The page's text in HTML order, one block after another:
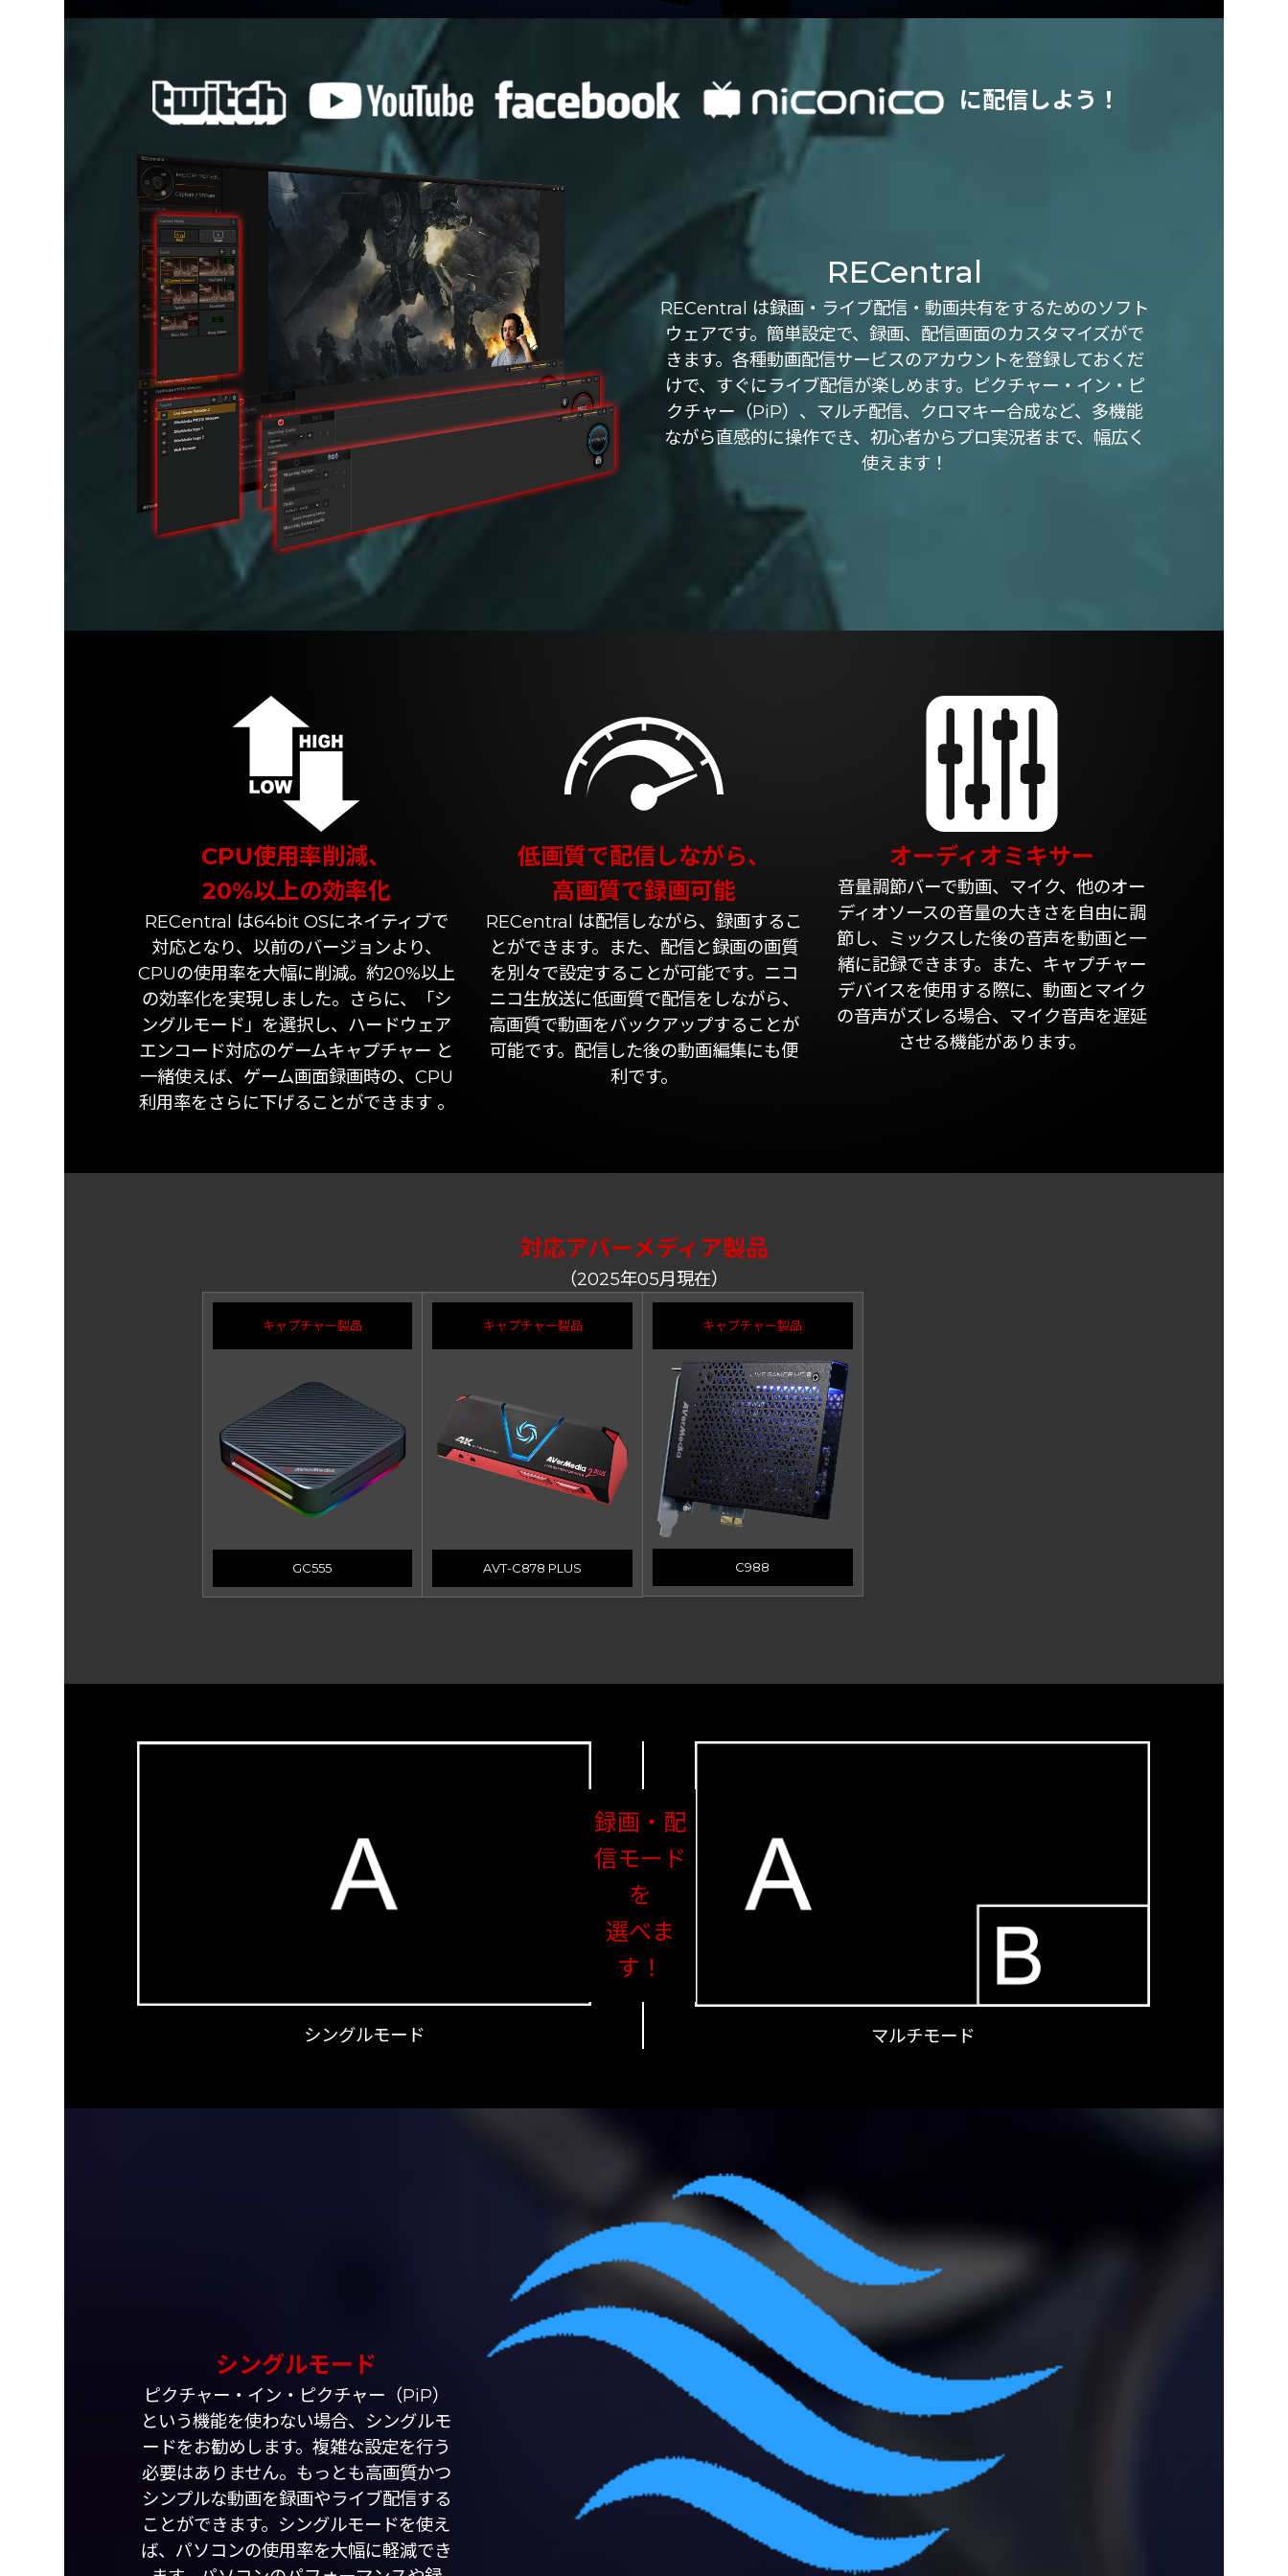
に配信しよう！
RECentral
RECentral は録画・ライブ配信・動画共有をするためのソフト
ウェアです。簡単設定で、録画、配信画面のカスタマイズがで
きます。各種動画配信サービスのアカウントを登録しておくだ
けで、すぐにライブ配信が楽しめます。ピクチャー・イン・ピ
クチャー（PiP）、マルチ配信、クロマキー合成など、多機能
ながら直感的に操作でき、初心者からプロ実況者まで、幅広く
使えます！
CPU使用率削減、
20%以上の効率化
RECentral は64bit OSにネイティブで
対応となり、以前のバージョンより、
CPUの使用率を大幅に削減。約20%以上
の効率化を実現しました。さらに、「シ
ングルモード」を選択し、ハードウェア
エンコード対応のゲームキャプチャー と
一緒使えば、ゲーム画面録画時の、CPU
利用率をさらに下げることができます 。
低画質で配信しながら、
高画質で録画可能
RECentral は配信しながら、録画するこ
とができます。また、配信と録画の画質
を別々で設定することが可能です。ニコ
ニコ生放送に低画質で配信をしながら、
高画質で動画をバックアップすることが
可能です。配信した後の動画編集にも便
利です。
オーディオミキサー
音量調節バーで動画、マイク、他のオー
ディオソースの音量の大きさを自由に調
節し、ミックスした後の音声を動画と一
緒に記録できます。また、キャプチャー
デバイスを使用する際に、動画とマイク
の音声がズレる場合、マイク音声を遅延
させる機能があります。
対応アバーメディア製品
（2025年05月現在）
キャプチャー製品
GC555
キャプチャー製品
AVT-C878 PLUS
キャプチャー製品
C988
録画・配
信モード
を
選べま
す！
シングルモード マルチモード
シングルモード
ピクチャー・イン・ピクチャー（PiP）
という機能を使わない場合、シングルモ
ードをお勧めします。複雑な設定を行う
必要はありません。もっとも高画質かつ
シンプルな動画を録画やライブ配信する
ことができます。シングルモードを使え
ば、パソコンの使用率を大幅に軽減でき